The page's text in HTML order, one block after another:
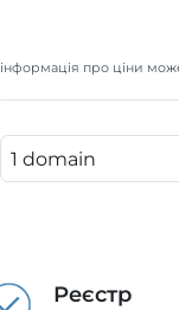
інформація про ціни
Реєстр